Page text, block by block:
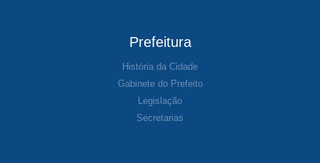
Prefeitura
História da Cidade
Gabinete do Prefeito
Legislação
Secretarias